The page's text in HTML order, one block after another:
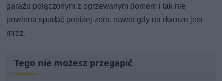
garażu połączonym z ogrzewanym domem i tak nie
powinna spadać poniżej zera, nawet gdy na dworze jest
mróz.
Tego nie możesz przegapić